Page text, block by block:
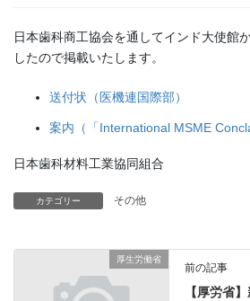
日本歯科商工協会を通してインド大使館
したので掲載いたします。
送付状（医機連国際部）
案内（「International MSME
日本歯科材料工業協同組合
カテゴリー その他
厚生労働省
前の記事
【厚労省